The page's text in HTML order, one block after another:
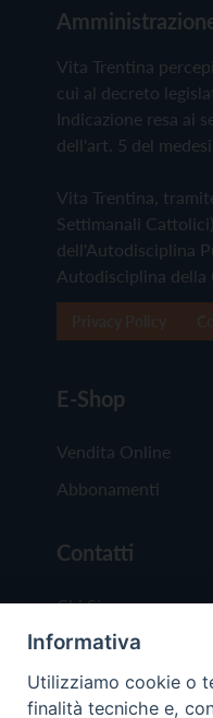
Vita Trentina
cui al decreto
Indicazione resa ai
dell'art. 5 del
Vita Trentina,
Settimanali
dell'Autodisciplina
Autodisciplina della
E-Shop
Vendita Online
Abbonamenti
Contatti
Chi Siamo
Redazione
Scrivici
Informativa
Utilizziamo cookie o
finalità tecniche e,